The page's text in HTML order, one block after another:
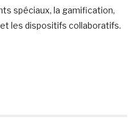
spéciaux, la gamification,
les dispositifs collaboratifs.